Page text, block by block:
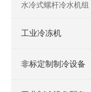
水冷式螺杆冷水机组
工业冷冻机
非标定制制冷设备